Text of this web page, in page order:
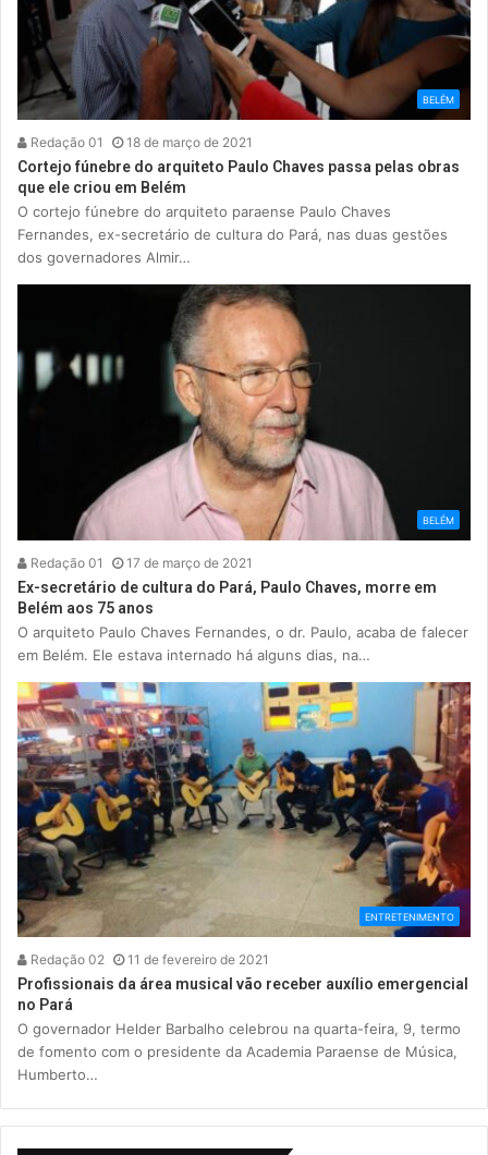
BELÉM
Redação 01 18 de março de 2021
Cortejo fúnebre do arquiteto Paulo Chaves passa pelas obras
que ele criou em Belém
O cortejo fúnebre do arquiteto paraense Paulo Chaves
Fernandes, ex-secretário de cultura do Pará, nas duas gestões
dos governadores Almir…
BELÉM
Redação 01 17 de março de 2021
Ex-secretário de cultura do Pará, Paulo Chaves, morre em
Belém aos 75 anos
O arquiteto Paulo Chaves Fernandes, o dr. Paulo, acaba de falecer
em Belém. Ele estava internado há alguns dias, na…
ENTRETENIMENTO
Redação 02 11 de fevereiro de 2021
Profissionais da área musical vão receber auxílio emergencial
no Pará
O governador Helder Barbalho celebrou na quarta-feira, 9, termo
de fomento com o presidente da Academia Paraense de Música,
Humberto…